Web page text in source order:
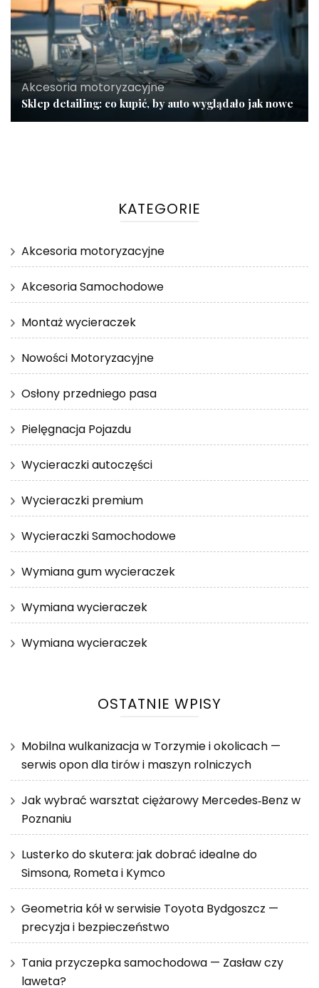
Akcesoria motoryzacyjne
Sklep detailing: co kupić, by auto wyglądało jak nowe
KATEGORIE
Akcesoria motoryzacyjne
Akcesoria Samochodowe
Montaż wycieraczek
Nowości Motoryzacyjne
Osłony przedniego pasa
Pielęgnacja Pojazdu
Wycieraczki autoczęści
Wycieraczki premium
Wycieraczki Samochodowe
Wymiana gum wycieraczek
Wymiana wycieraczek
Wymiana wycieraczek
OSTATNIE WPISY
Mobilna wulkanizacja w Torzymie i okolicach —
serwis opon dla tirów i maszyn rolniczych
Jak wybrać warsztat ciężarowy Mercedes‑Benz w
Poznaniu
Lusterko do skutera: jak dobrać idealne do
Simsona, Rometa i Kymco
Geometria kół w serwisie Toyota Bydgoszcz —
precyzja i bezpieczeństwo
Tania przyczepka samochodowa — Zasław czy
laweta?